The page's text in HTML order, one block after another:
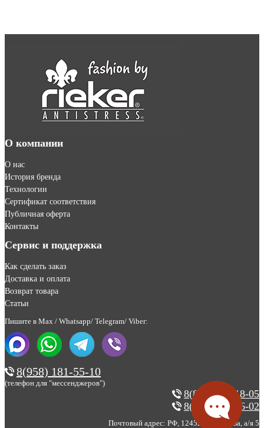
О компании
О нас
История бренда
Технологии
Сертификат соответствия
Публичная оферта
Контакты
Сервис и поддержка
Как сделать заказ
Доставка и оплата
Возврат товара
Статьи
Пишите в Max / Whatsapp/ Telegram/ Viber:
8(958) 181-55-10
(телефон для "мессенджеров")
8(800) 200-18-05
8(495) 123-46-02
Почтовый адрес: РФ, 124527, г. Москва, а/я 5